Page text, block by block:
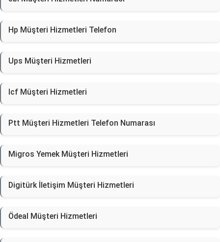
Hp Müşteri Hizmetleri Telefon
Ups Müşteri Hizmetleri
Icf Müşteri Hizmetleri
Ptt Müşteri Hizmetleri Telefon Numarası
Migros Yemek Müşteri Hizmetleri
Digitürk İletişim Müşteri Hizmetleri
Ödeal Müşteri Hizmetleri